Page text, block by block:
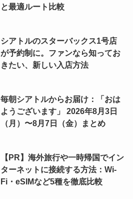
と最適ルート比較
シアトルのスターバックス1号店
が予約制に。ファンなら知ってお
きたい、新しい入店方法
毎朝シアトルからお届け：「おは
ようございます」 2026年8月3日
（月）〜8月7日（金）まとめ
【PR】海外旅行や一時帰国でイン
ターネットに接続する方法：Wi-
Fi・eSIMなど5種を徹底比較